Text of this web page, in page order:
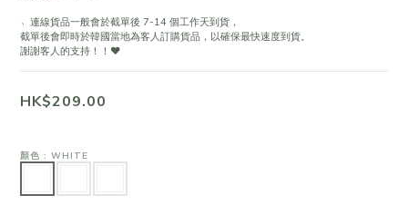
﹆連線貨品一般會於截單後 7-14 個工作天到貨，
截單後會即時於韓國當地為客人訂購貨品，以確保最快速度到貨。
謝謝客人的支持！！❤
HK$209.00
顏色 : WHITE